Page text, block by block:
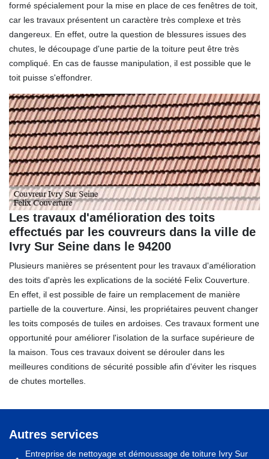
formé spécialement pour la mise en place de ces fenêtres de toit,
car les travaux présentent un caractère très complexe et très
dangereux. En effet, outre la question de blessures issues des
chutes, le découpage d'une partie de la toiture peut être très
compliqué. En cas de fausse manipulation, il est possible que le
toit puisse s'effondrer.
Les travaux d'amélioration des toits
effectués par les couvreurs dans la ville de
Ivry Sur Seine dans le 94200
Plusieurs manières se présentent pour les travaux d'amélioration
des toits d'après les explications de la société Felix Couverture.
En effet, il est possible de faire un remplacement de manière
partielle de la couverture. Ainsi, les propriétaires peuvent changer
les toits composés de tuiles en ardoises. Ces travaux forment une
opportunité pour améliorer l'isolation de la surface supérieure de
la maison. Tous ces travaux doivent se dérouler dans les
meilleures conditions de sécurité possible afin d'éviter les risques
de chutes mortelles.
Autres services
Entreprise de nettoyage et démoussage de toiture Ivry Sur